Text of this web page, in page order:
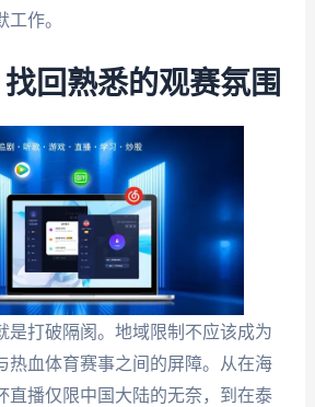
作。
回熟悉的观赛氛围
是打破隔阂。地域限制不应该成为
热血体育赛事之间的屏障。从在海
直播仅限中国大陆的无奈，到在泰